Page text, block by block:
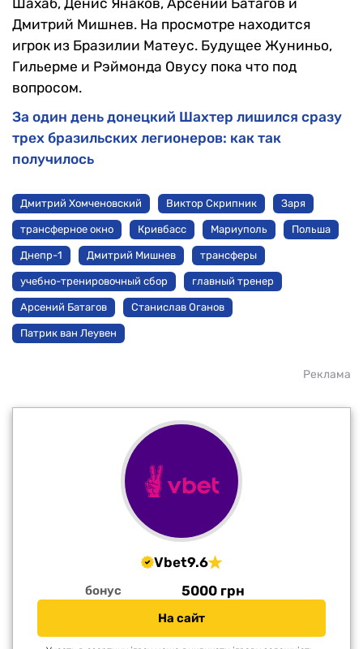
Дмитрий Мишнев. На просмотре находится
игрок из Бразилии Матеус. Будущее Жуниньо,
Гильерме и Рэймонда Овусу пока что под
вопросом.
За один день донецкий Шахтер лишился сразу
трех бразильских легионеров: как так
получилось
Дмитрий Хомченовский Виктор Скрипник Заря
трансферное окно Кривбасс Мариуполь Польша
Днепр-1 Дмитрий Мишнев трансферы
учебно-тренировочный сбор главный тренер
Арсений Батагов Станислав Оганов
Патрик ван Леувен
Реклама
Vbet9.6
бонус 5000 грн
На сайт